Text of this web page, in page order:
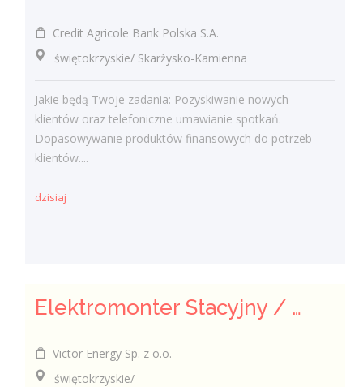
Credit Agricole Bank Polska S.A.
świętokrzyskie/ Skarżysko-Kamienna
Jakie będą Twoje zadania: Pozyskiwanie nowych
klientów oraz telefoniczne umawianie spotkań.
Dopasowywanie produktów finansowych do potrzeb
klientów....
dzisiaj
Elektromonter Stacyjny / Elektromonterka Stacyjna (K/M)
Victor Energy Sp. z o.o.
świętokrzyskie/